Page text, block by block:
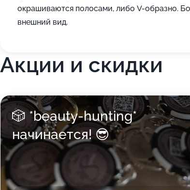
окрашиваются полосами, либо V-образно.
внешний вид.
Акции и скидки
🎲 *beauty-hunting*
начинается! 😎